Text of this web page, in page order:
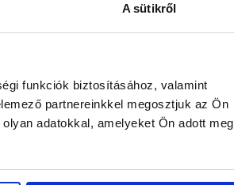
A sütikről
funkciók biztosításához, valamint
partnereinkkel megosztjuk az Ön
adatokkal, amelyeket Ön adott meg
(TPE)